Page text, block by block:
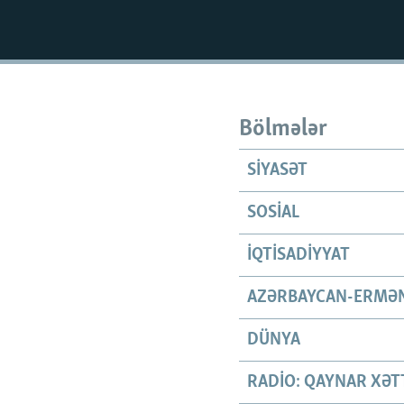
Bölmələr
SIYASƏT
SOSIAL
İQTISADIYYAT
AZƏRBAYCAN-
DÜNYA
RADIO: QAYNAR